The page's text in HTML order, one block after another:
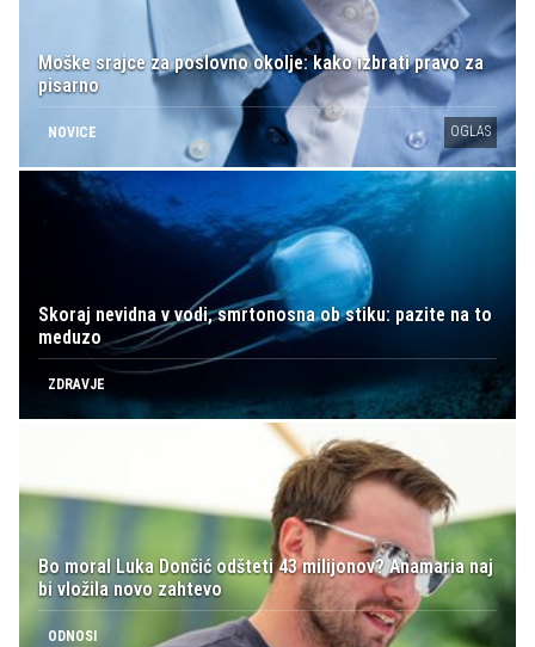
Moške srajce za poslovno okolje: kako izbrati pravo za
pisarno
NOVICE OGLAS
Skoraj nevidna v vodi, smrtonosna ob stiku: pazite na to
meduzo
ZDRAVJE
Bo moral Luka Dončić odšteti 43 milijonov? Anamaria naj
bi vložila novo zahtevo
ODNOSI